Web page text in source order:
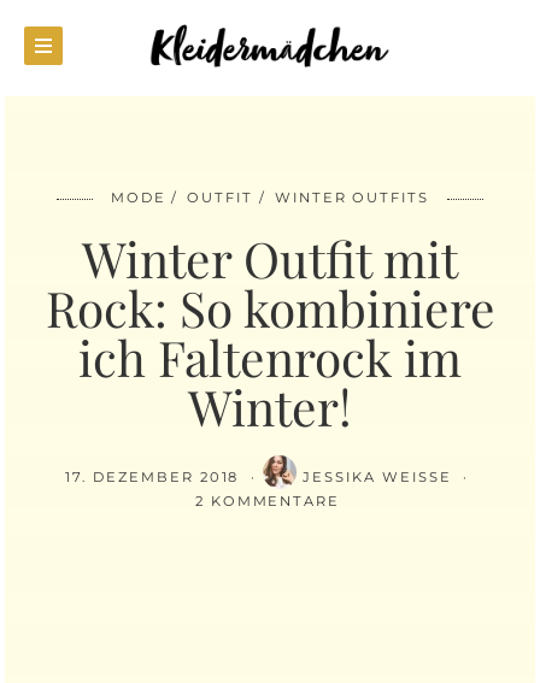
MODE OUTFIT WINTER OUTFITS
Winter Outfit mit
Rock: So kombiniere
ich Faltenrock im
Winter!
17. DEZEMBER 2018
JESSIKA WEISSE
2 KOMMENTARE